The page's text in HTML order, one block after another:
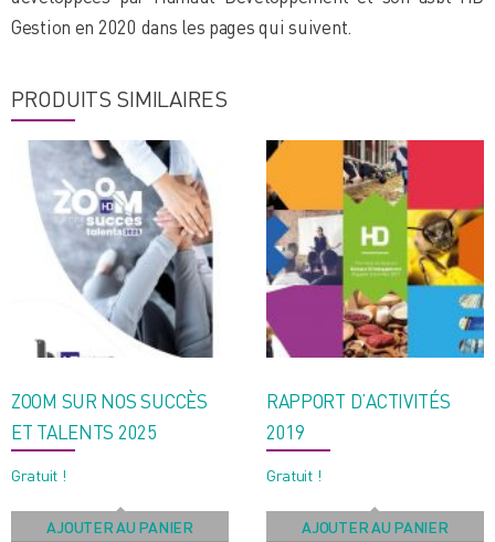
Gestion en 2020 dans les pages qui suivent.
PRODUITS SIMILAIRES
ZOOM SUR NOS SUCCÈS
ET TALENTS 2025
Gratuit !
AJOUTER AU PANIER
RAPPORT D’ACTIVITÉS
2019
Gratuit !
AJOUTER AU PANIER